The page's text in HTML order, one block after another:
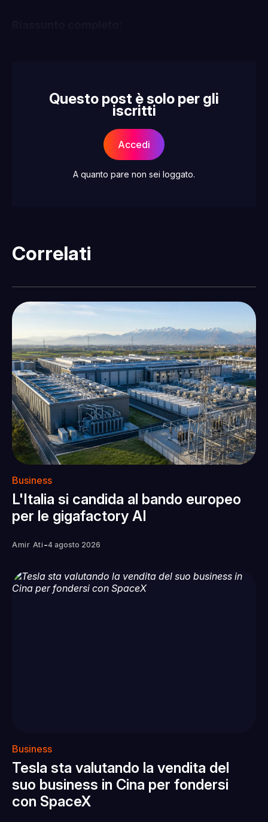
Questo post è solo per gli
iscritti
Accedi
A quanto pare non sei loggato.
Correlati
Business
L'Italia si candida al bando europeo
per le gigafactory AI
Amir Ati -4 agosto 2026
Business
Tesla sta valutando la vendita del
suo business in Cina per fondersi
con SpaceX